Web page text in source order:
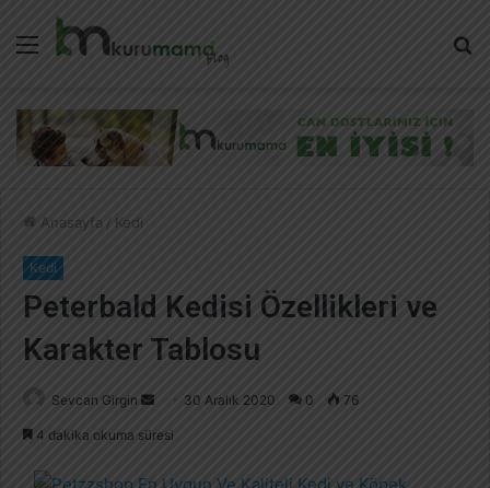
Menü
Anasayfa / Kedi
Kedi
Peterbald Kedisi Özellikleri ve
Karakter Tablosu
Sevcan Girgin
e
30 Aralık 2020 0 76
4 dakika okuma süresi